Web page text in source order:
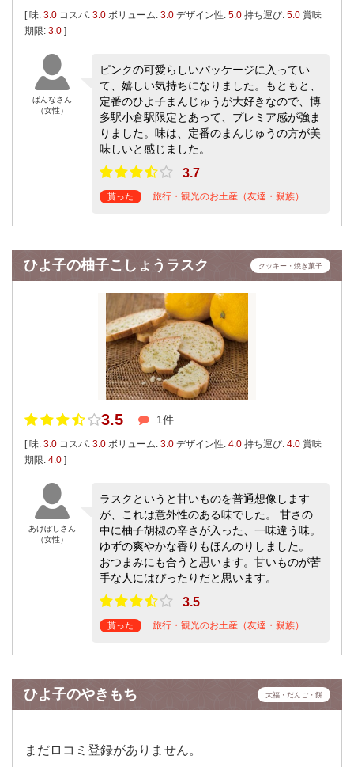
[ 味: 3.0 コスパ: 3.0 ボリューム: 3.0 デザイン性: 5.0 持ち運び: 5.0 賞味
期限: 3.0 ]
ぱんなさん
（女性）
ピンクの可愛らしいパッケージに入ってい
て、嬉しい気持ちになりました。もともと、
定番のひよ子まんじゅうが大好きなので、博
多駅小倉駅限定とあって、プレミア感が強ま
りました。味は、定番のまんじゅうの方が美
味しいと感じました。
3.7
貰った 旅行・観光のお土産（友達・親族）
ひよ子の柚子こしょうラスク クッキー・焼き菓子
3.5 1件
[ 味: 3.0 コスパ: 3.0 ボリューム: 3.0 デザイン性: 4.0 持ち運び: 4.0 賞味
期限: 4.0 ]
あけぼしさん
（女性）
ラスクというと甘いものを普通想像します
が、これは意外性のある味でした。 甘さの
中に柚子胡椒の辛さが入った、一味違う味。
ゆずの爽やかな香りもほんのりしました。
おつまみにも合うと思います。甘いものが苦
手な人にはぴったりだと思います。
3.5
貰った 旅行・観光のお土産（友達・親族）
ひよ子のやきもち 大福・だんご・餅
まだロコミ登録がありません。